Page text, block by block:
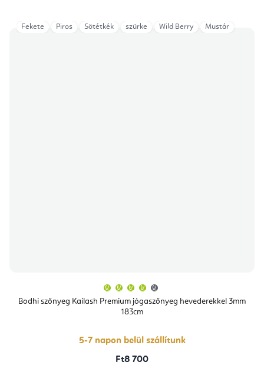
Bodhi szőnyeg Kailash Premium jógaszőnyeg hevederekkel 3mm
183cm
átlagos
értékelése
csillag.
5-7 napon belül szállítunk
Ft8 700
Fekete Piros Sötétkék szürke Wild Berry Mustár